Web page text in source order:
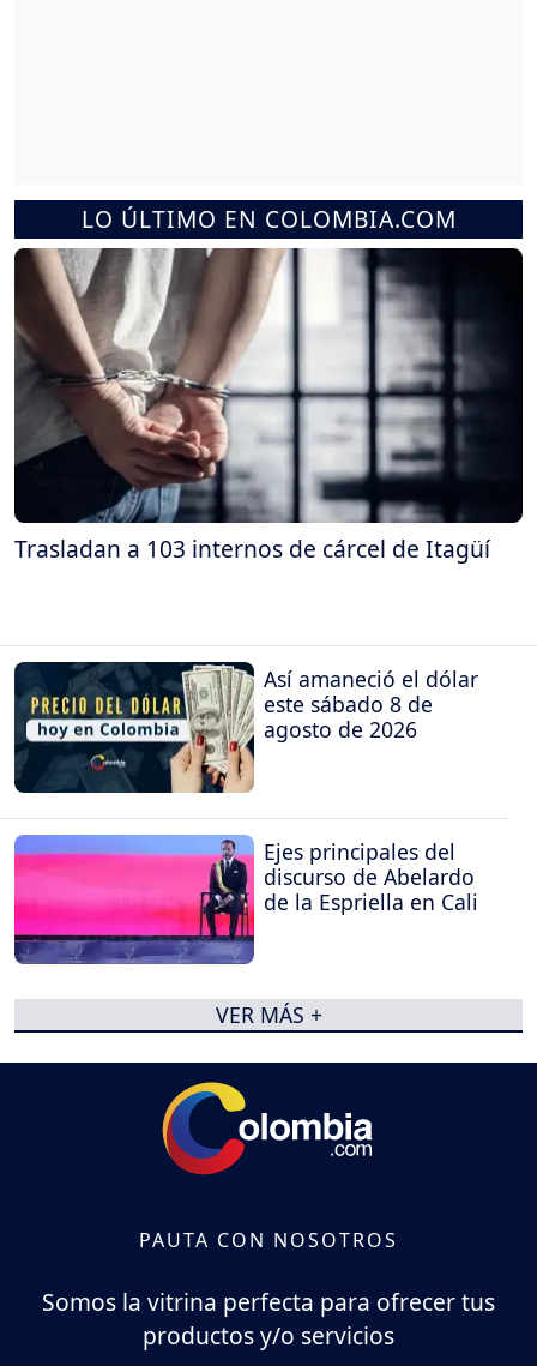
LO ÚLTIMO EN COLOMBIA.COM
Trasladan a 103 internos de cárcel de Itagüí
Así amaneció el dólar
este sábado 8 de
agosto de 2026
Ejes principales del
discurso de Abelardo
de la Espriella en Cali
VER MÁS +
PAUTA CON NOSOTROS
Somos la vitrina perfecta para ofrecer tus
productos y/o servicios